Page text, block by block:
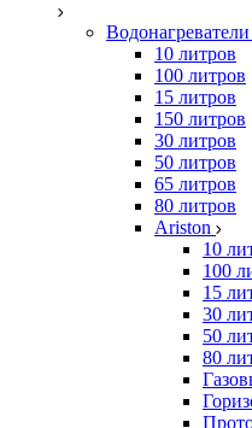
Водонагреватели
10 литров
100 литров
15 литров
150 литров
30 литров
50 литров
65 литров
80 литров
Ariston
10
100
15
30
50
80